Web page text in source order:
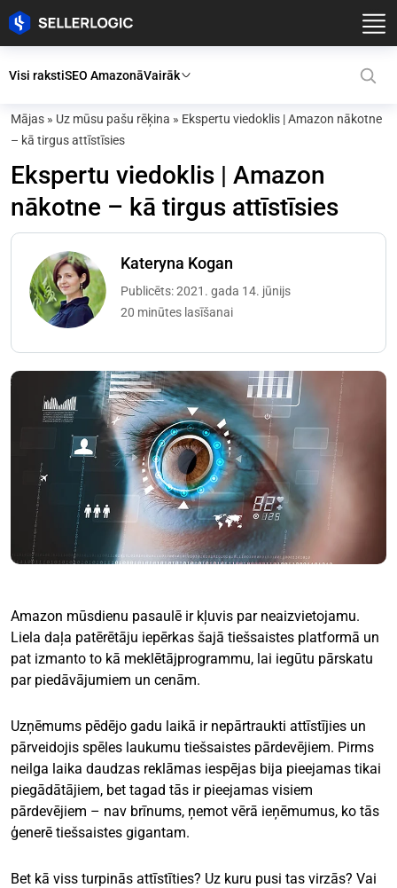
Visi rakstiSEO AmazonāVairāk
Mājas » Uz mūsu pašu rēķina » Ekspertu viedoklis | Amazon nākotne
– kā tirgus attīstīsies
Ekspertu viedoklis | Amazon
nākotne – kā tirgus attīstīsies
Kateryna Kogan
Publicēts: 2021. gada 14. jūnijs
20 minūtes lasīšanai
Amazon mūsdienu pasaulē ir kļuvis par neaizvietojamu.
Liela daļa patērētāju iepērkas šajā tiešsaistes platformā un
pat izmanto to kā meklētājprogrammu, lai iegūtu pārskatu
par piedāvājumiem un cenām.
Uzņēmums pēdējo gadu laikā ir nepārtraukti attīstījies un
pārveidojis spēles laukumu tiešsaistes pārdevējiem. Pirms
neilga laika daudzas reklāmas iespējas bija pieejamas tikai
piegādātājiem, bet tagad tās ir pieejamas visiem
pārdevējiem – nav brīnums, ņemot vērā ieņēmumus, ko tās
ģenerē tiešsaistes gigantam.
Bet kā viss turpinās attīstīties? Uz kuru pusi tas virzās? Vai